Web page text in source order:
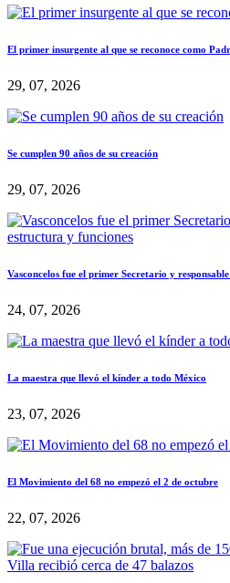
El primer insurgente al que se reconoce como
29, 07, 2026
Se cumplen 90 años de su creación
29, 07, 2026
Vasconcelos fue el primer Secretario y
24, 07, 2026
La maestra que llevó el kínder a todo México
23, 07, 2026
El Movimiento del 68 no empezó el 2 de octubre
22, 07, 2026